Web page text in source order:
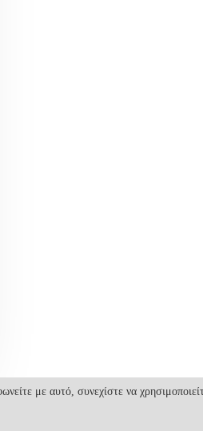
με αυτό, συνεχίστε να